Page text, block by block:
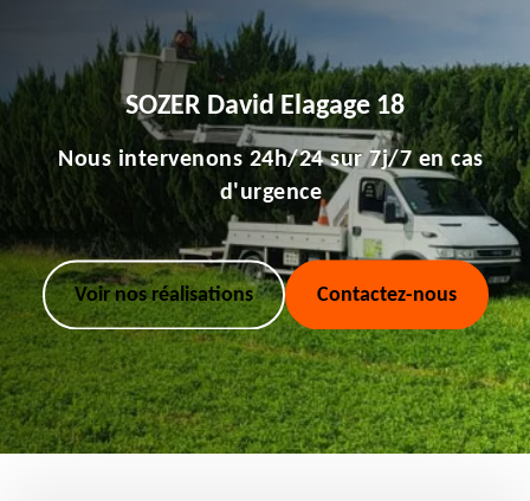
SOZER David Elagage 18
Nous intervenons 24h/24 sur 7j/7 en cas
d'urgence
Voir nos réalisations Contactez-nous